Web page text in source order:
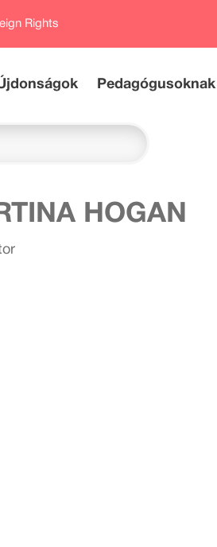
Rights
Pedagógusoknak
HOGAN